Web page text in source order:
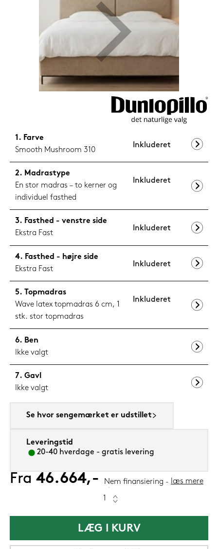
Farve
Smooth Mushroom 310
Inkluderet
Madrastype
En stor madras – to kerner og
individuel fasthed
Inkluderet
Fasthed - venstre side
Ekstra Fast
Inkluderet
Fasthed - højre side
Ekstra Fast
Inkluderet
Topmadras
Wave latex topmadras 6 cm, 1
stk. stor topmadras
Inkluderet
Ben
Ikke valgt
Gavl
Ikke valgt
Se hvor sengemærket er udstillet
Leveringstid
20-40 hverdage - gratis levering
Fra 46.664,- Nem finansiering læs mere
LÆG I KURV